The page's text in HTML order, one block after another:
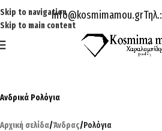
Skip to navigation
Skip to main content
Info@kosmimamou.grΤηλ.:
Ανδρικά Ρολόγια
Αρχική σελίδα/Άνδρας/Ρολόγια